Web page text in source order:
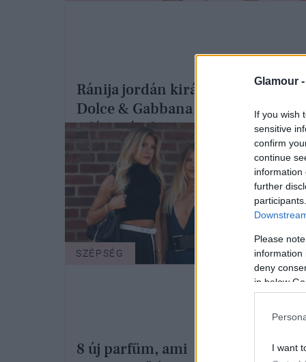
Glamour -
If you wish
sensitive
confirm
continue
information
further
Please
information
deny
in below
I want
Ránija jordán királyné tűzpiros
Dolce & Gabbana ruhája a
világsztárok megjelenését is
lekörözi
SZÉPSÉG
8 új parfüm, ami